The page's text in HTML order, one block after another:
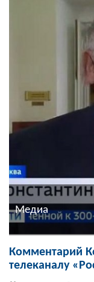
Медиа
Комментарий
телеканалу